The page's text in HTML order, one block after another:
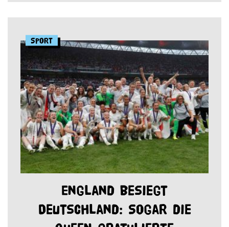
Sport
England besiegt
Deutschland: Sogar die